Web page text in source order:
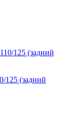
125 (задний